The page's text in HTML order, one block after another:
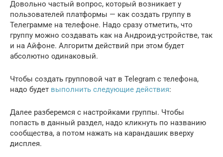
Довольно частый вопрос, который возникает у
пользователей платформы — как создать группу в
Телеграмме на телефоне. Надо сразу отметить, что
группу можно создавать как на Андроид-устройстве, так
и на Айфоне. Алгоритм действий при этом будет
абсолютно одинаковый.
Чтобы создать групповой чат в Telegram с телефона,
надо будет выполнить следующие действия:
Далее разберемся с настройками группы. Чтобы
попасть в данный раздел, надо кликнуть по названию
сообщества, а потом нажать на карандашик вверху
дисплея.